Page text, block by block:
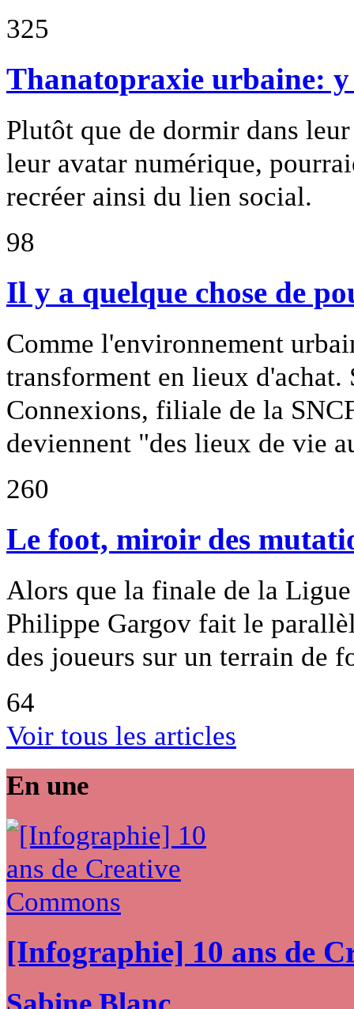
325
Thanatopraxie urbaine:
Plutôt que de dormir dans
leur avatar numérique,
recréer ainsi du lien social.
98
Il y a quelque chose de
Comme l'environnement
transforment en lieux d'achat.
Connexions, filiale de la
deviennent "des lieux de vie
260
Le foot, miroir des
Alors que la finale de la
Philippe Gargov fait le
des joueurs sur un terrain de
64
Voir tous les articles
En une
[Infographie] 10 ans de